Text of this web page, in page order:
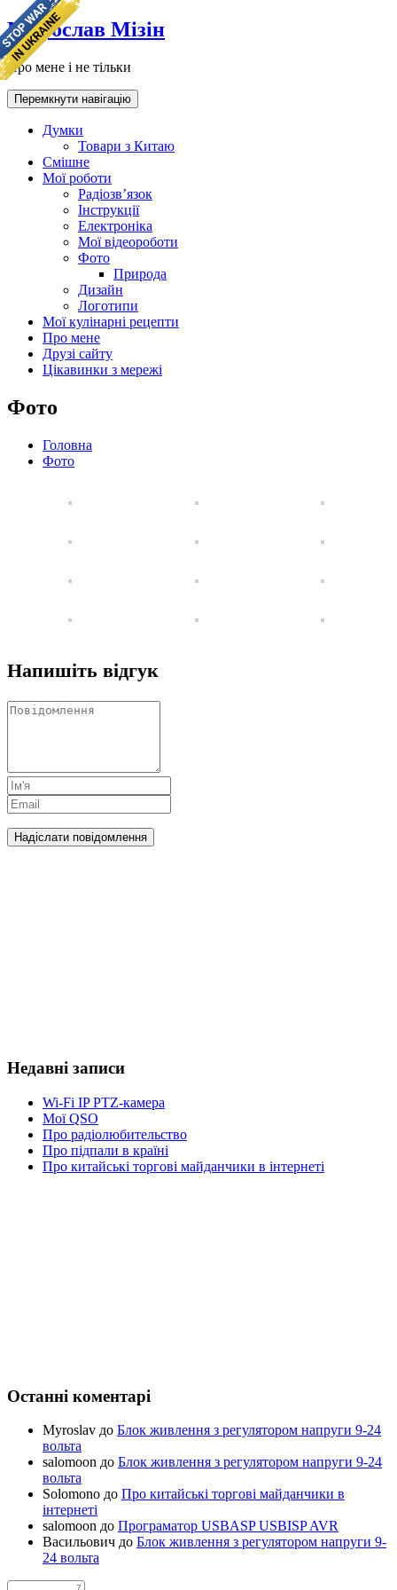
Мирослав Мізін
Про мене і не тільки
Перемкнути навігацію
Думки
Товари з Китаю
Смішне
Мої роботи
Радіозв’язок
Інструкції
Електроніка
Мої відеороботи
Фото
Природа
Дизайн
Логотипи
Мої кулінарні рецепти
Про мене
Друзі сайту
Цікавинки з мережі
Фото
Головна
Фото
Напишіть відгук
Недавні записи
Wi-Fi IP PTZ-камера
Мої QSO
Про радіолюбительство
Про підпали в країні
Про китайські торгові майданчики в інтернеті
Останні коментарі
Myroslav до Блок живлення з регулятором напруги 9-24
вольта
salomoon до Блок живлення з регулятором напруги 9-24
вольта
Solomono до Про китайські торгові майданчики в
інтернеті
salomoon до Програматор USBASP USBISP AVR
Васильович до Блок живлення з регулятором напруги 9-
24 вольта